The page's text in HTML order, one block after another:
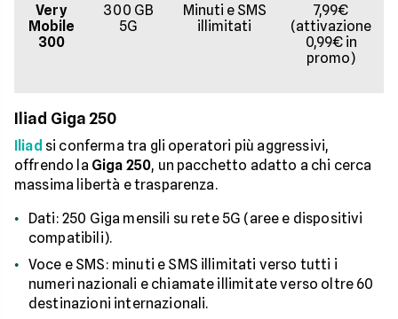
Very
Mobile
300
300 GB
5G
Minuti e SMS
illimitati
7,99€
(attivazione
0,99€ in
promo)
Iliad Giga 250
Iliad si conferma tra gli operatori più aggressivi,
offrendo la Giga 250, un pacchetto adatto a chi cerca
massima libertà e trasparenza.
Dati: 250 Giga mensili su rete 5G (aree e dispositivi
compatibili).
Voce e SMS: minuti e SMS illimitati verso tutti i
numeri nazionali e chiamate illimitate verso oltre 60
destinazioni internazionali.